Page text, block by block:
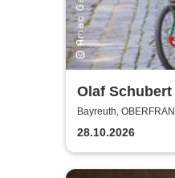
Olaf Schubert
Freunde -
Bayreuth,
28.10.2026